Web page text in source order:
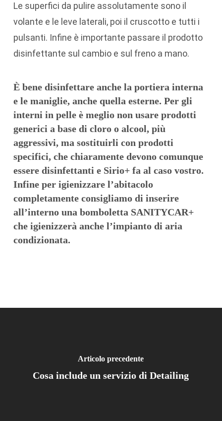
Le superfici da pulire assolutamente sono il
volante e le leve laterali, poi il cruscotto e tutti i
pulsanti. Infine è importante passare il prodotto
disinfettante sul cambio e sul freno a mano.
È bene disinfettare anche la portiera interna
e le maniglie, anche quella esterne. Per gli
interni in pelle è meglio non usare prodotti
generici a base di cloro o alcool, più
aggressivi, ma sostituirli con prodotti
specifici, che chiaramente devono comunque
essere disinfettanti e Sirio+ fa al caso vostro.
Infine per igienizzare l’abitacolo
completamente consigliamo di inserire
all’interno una bomboletta SANITYCAR+
che igienizzerà anche l’impianto di aria
condizionata.
Articolo precedente
Cosa include un servizio di Detailing